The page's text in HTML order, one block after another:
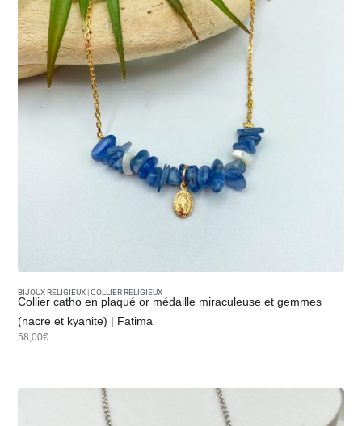
BIJOUX RELIGIEUX |COLLIER RELIGIEUX
Collier catho en plaqué or médaille miraculeuse et gemmes
(nacre et kyanite) | Fatima
58,00€